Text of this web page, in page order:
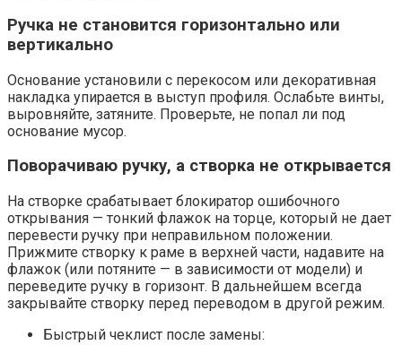
Ручка не становится горизонтально или
вертикально
Основание установили с перекосом или декоративная
накладка упирается в выступ профиля. Ослабьте винты,
выровняйте, затяните. Проверьте, не попал ли под
основание мусор.
Поворачиваю ручку, а створка не открывается
На створке срабатывает блокиратор ошибочного
открывания — тонкий флажок на торце, который не дает
перевести ручку при неправильном положении.
Прижмите створку к раме в верхней части, надавите на
флажок (или потяните — в зависимости от модели) и
переведите ручку в горизонт. В дальнейшем всегда
закрывайте створку перед переводом в другой режим.
Быстрый чеклист после замены: